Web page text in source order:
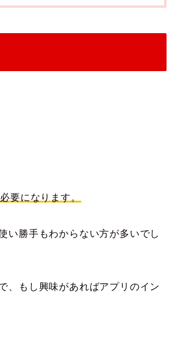
要になります。
い勝手もわからない方が多いでし
、もし興味があればアプリのイン